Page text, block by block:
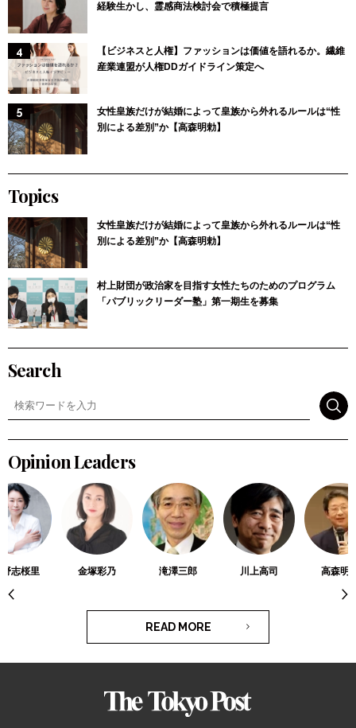
経験生かし、霊感商法検討会で積極提言
【ビジネスと人権】ファッションは価値を語れるか。繊維
産業連盟が人権DDガイドライン策定へ
女性皇族だけが結婚によって皇族から外れるルールは“性
別による差別”か【高森明勅】
Topics
女性皇族だけが結婚によって皇族から外れるルールは“性
別による差別”か【高森明勅】
村上財団が政治家を目指す女性たちのためのプログラム
「パブリックリーダー塾」第一期生を募集
Search
Opinion Leaders
志桜里 金塚彩乃 滝澤三郎 川上高司 高森明
READ MORE